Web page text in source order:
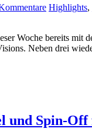
Highlights,
Woche bereits mit
Neben drei
und Spin-